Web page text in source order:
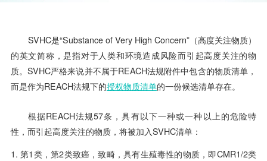
SVHC是“Substance of Very High Concern”（高度关注物质）
的英文简称，是指对于人类和环境造成风险而引起高度关注的物
质。SVHC严格来说并不属于REACH法规附件中包含的物质清单，
而是作为REACH法规下的授权物质清单的一份候选清单存在。
根据REACH法规57条，具有以下一种或一种以上的危险特
性，而引起高度关注的物质，将被加入SVHC清单：
第1类，第2类致癌，致畸，具有生殖毒性的物质，即CMR1/2类